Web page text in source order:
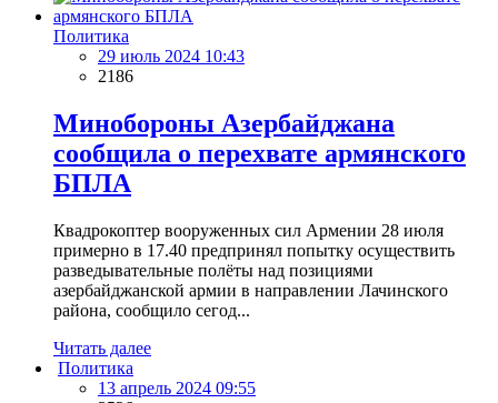
Политика
29 июль 2024 10:43
2186
Минобороны Азербайджана
сообщила о перехвате армянского
БПЛА
Квадрокоптер вооруженных сил Армении 28 июля
примерно в 17.40 предпринял попытку осуществить
разведывательные полёты над позициями
азербайджанской армии в направлении Лачинского
района, сообщило сегод...
Читать далее
Политика
13 апрель 2024 09:55